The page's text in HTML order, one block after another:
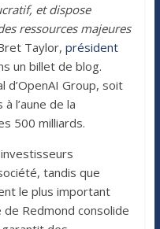
et dispose
ressources majeures
Taylor, président
un billet de blog.
d’OpenAI Group, soit
l’aune de la
500 milliards.
tandis que
le plus important
Redmond consolide